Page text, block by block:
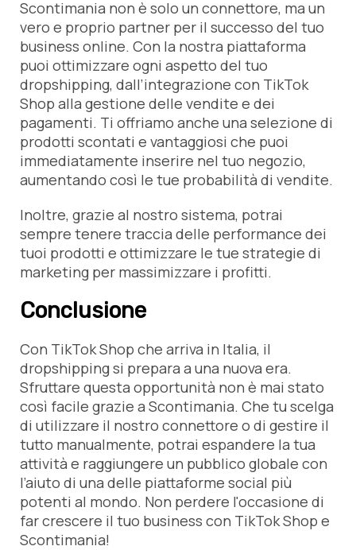
Scontimania non è solo un connettore, ma un
vero e proprio partner per il successo del tuo
business online. Con la nostra piattaforma
puoi ottimizzare ogni aspetto del tuo
dropshipping, dall’integrazione con TikTok
Shop alla gestione delle vendite e dei
pagamenti. Ti offriamo anche una selezione di
prodotti scontati e vantaggiosi che puoi
immediatamente inserire nel tuo negozio,
aumentando così le tue probabilità di vendite.
Inoltre, grazie al nostro sistema, potrai
sempre tenere traccia delle performance dei
tuoi prodotti e ottimizzare le tue strategie di
marketing per massimizzare i profitti.
Conclusione
Con TikTok Shop che arriva in Italia, il
dropshipping si prepara a una nuova era.
Sfruttare questa opportunità non è mai stato
così facile grazie a Scontimania. Che tu scelga
di utilizzare il nostro connettore o di gestire il
tutto manualmente, potrai espandere la tua
attività e raggiungere un pubblico globale con
l’aiuto di una delle piattaforme social più
potenti al mondo. Non perdere l'occasione di
far crescere il tuo business con TikTok Shop e
Scontimania!